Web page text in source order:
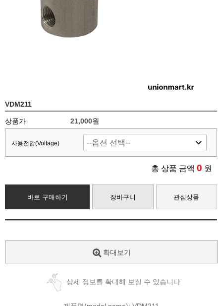
VDM211
상품가 21,000원
사용전압(Voltage)
총 상품 금액 0 원
바로 구매하기 장바구니 관심상품
확대보기
상세 정보를 확대해 보실 수 있습니다